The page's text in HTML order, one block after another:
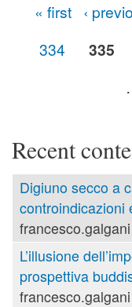
« first ‹
334
335
Recent
Digiuno secco a
controindicazioni
francesco.galgani
L’illusione
prospettiva
francesco.galgani